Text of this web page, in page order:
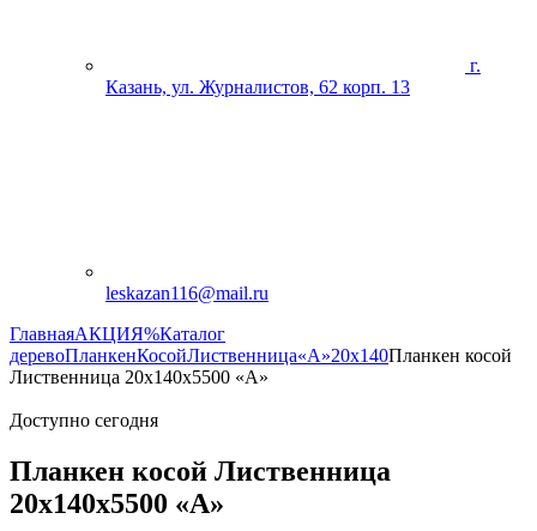
г.
Казань, ул. Журналистов, 62 корп. 13
leskazan116@mail.ru
ГлавнаяАКЦИЯ%Каталог
деревоПланкенКосойЛиственница«А»20х140Планкен косой
Лиственница 20х140х5500 «А»
Доступно сегодня
Планкен косой Лиственница
20х140х5500 «А»